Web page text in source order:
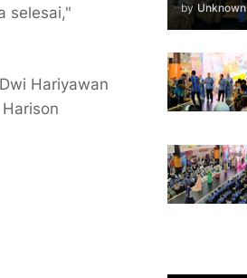
selesai,"
Hariyawan
by Unknown